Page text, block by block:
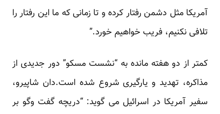
آمریکا مثل دشمن رفتار کرده و تا زمانی که ما این رفتار را
تلافی نکنیم، فریب خواهیم خورد.”
کمتر از دو هفته مانده به “نشست مسکو” دور جدیدی از
مذاکره، تهدید و یارگیری شروع شده است.دان شاپیرو،
سفیر آمریکا در اسرائیل می گوید: “دریچه گفت وگو بر